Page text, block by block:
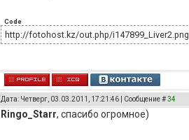
Code
http://fotohost.kz/out.php/i147899_Liver2.png
Дата: Четверг, 03.03.2011, 17:21:46 | Сообщение #34
Ringo_Starr, спасибо огромное)